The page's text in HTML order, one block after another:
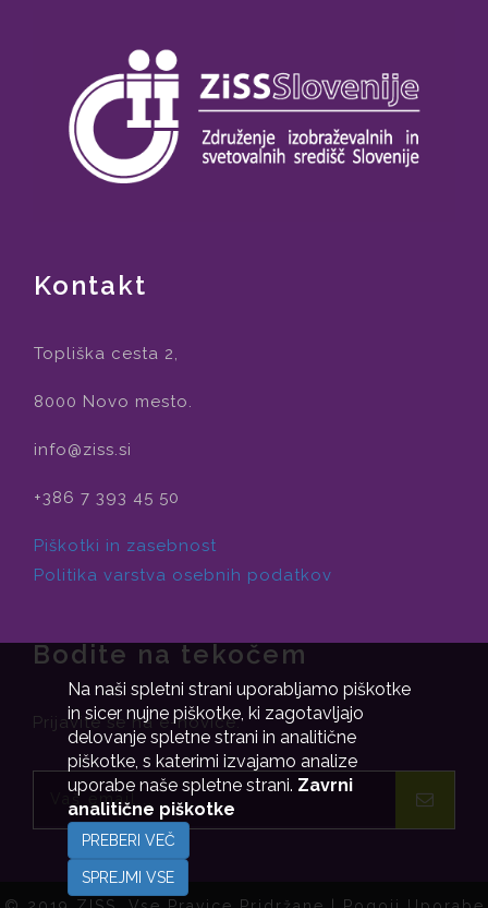
Na naši spletni strani uporabljamo piškotke
in sicer nujne piškotke, ki zagotavljajo
delovanje spletne strani in analitične
piškotke, s katerimi izvajamo analize
uporabe naše spletne strani. Zavrni
analitične piškotke
PREBERI VEČ
SPREJMI VSE
Kontakt
Topliška cesta 2,
8000 Novo mesto.
info@ziss.si
+386 7 393 45 50
Piškotki in zasebnost
Politika varstva osebnih podatkov
Bodite na tekočem
Prijavite se na e-novice.